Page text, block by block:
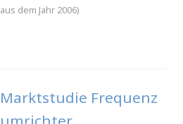
aus dem Jahr 2006)
Marktstudie Frequenz